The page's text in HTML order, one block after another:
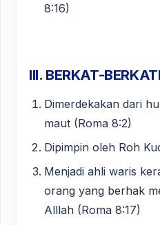
8:16)
III. BERKAT-
Dimerdekakan dari
maut (Roma 8:2)
Dipimpin oleh Roh
Menjadi ahli waris
orang yang berhak
Alllah (Roma 8:17)